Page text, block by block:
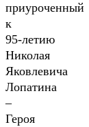
приуроченный
к
95‑летию
Николая
Яковлевича
Лопатина
–
Героя